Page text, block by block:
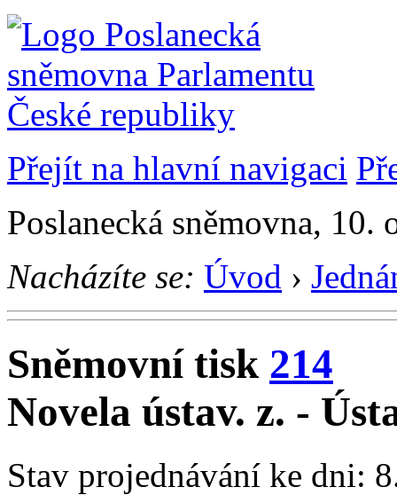
Přejít na hlavní navigaci
Poslanecká sněmovna, 10.
Nacházíte se: Úvod ›
Sněmovní tisk 214
Novela ústav. z. -
Stav projednávání ke dni: